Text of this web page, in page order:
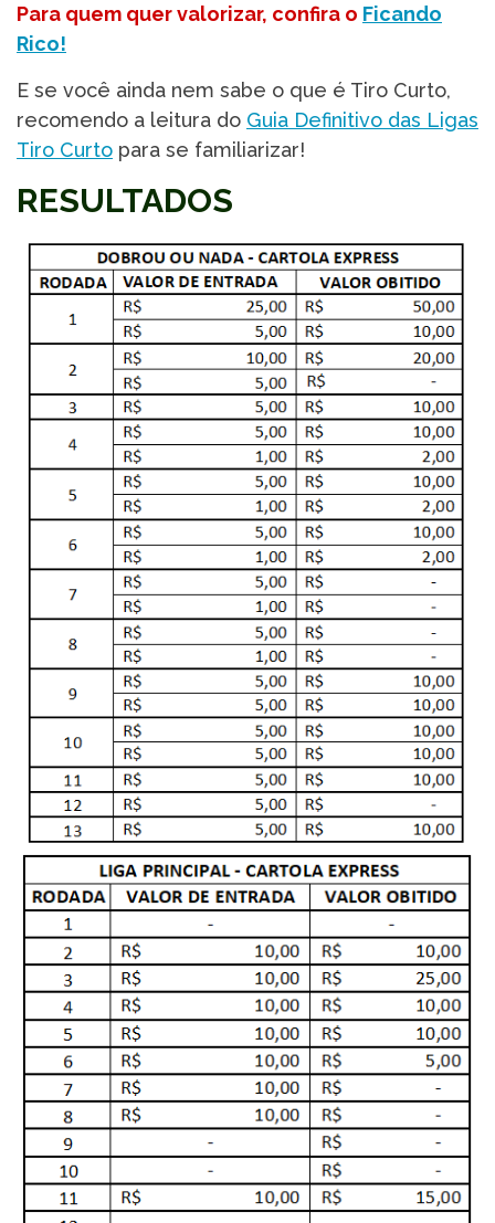
Para quem quer valorizar, confira o Ficando
Rico!
E se você ainda nem sabe o que é Tiro Curto,
recomendo a leitura do Guia Definitivo das Ligas
Tiro Curto para se familiarizar!
RESULTADOS